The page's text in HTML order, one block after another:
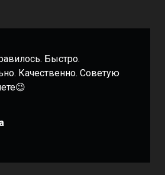
Быстро.
Качественно. Советую